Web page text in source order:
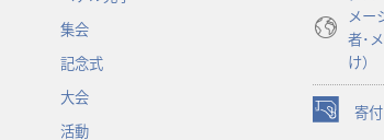
集会
記念式
大会
活動
開
メー
者･
け）
寄付
（新